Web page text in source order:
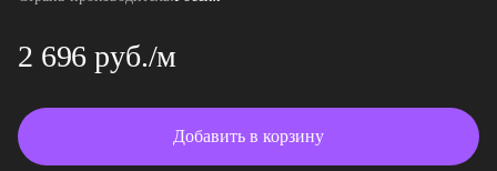
2 696 руб./м
Добавить в корзину